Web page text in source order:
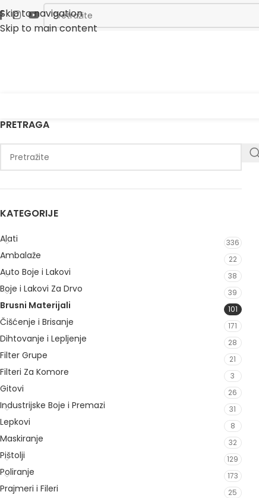
Skip to navigation
Skip to main content
PRETRAGA
KATEGORIJE
Alati 336
Ambalaže 22
Auto Boje i Lakovi 38
Boje i Lakovi Za Drvo 39
Brusni Materijali 101
Čišćenje i Brisanje 171
Dihtovanje i Lepljenje 28
Filter Grupe 21
Filteri Za Komore 3
Gitovi 26
Industrijske Boje i Premazi 31
Lepkovi 8
Maskiranje 32
Pištolji 129
Poliranje 173
Prajmeri i Fileri 25